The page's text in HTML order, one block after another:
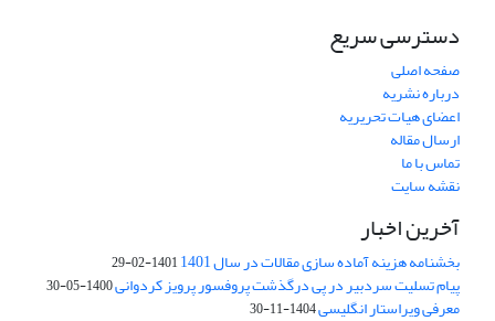
دسترسی سریع
صفحه اصلی
درباره نشریه
اعضای هیات تحریریه
ارسال مقاله
تماس با ما
نقشه سایت
آخرین اخبار
بخشنامه هزینه آماده سازی مقالات در سال 1401 1401-02-29
پیام تسلیت سردبیر در پی درگذشت پروفسور پرویز کردوانی1400-05-30
معرفی ویراستار انگلیسی1404-11-30